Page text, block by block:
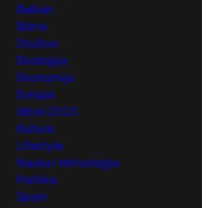
Balkan
Biznis
Društvo
Ekologija
Ekonomija
Evropa
Izbori 2023
Kultura
Lifestyle
Nauka i tehnologija
Politika
Sport